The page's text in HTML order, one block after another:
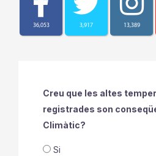
36,053 3,917 13,389
Creu que les altes
registrades son
Climàtic?
Si